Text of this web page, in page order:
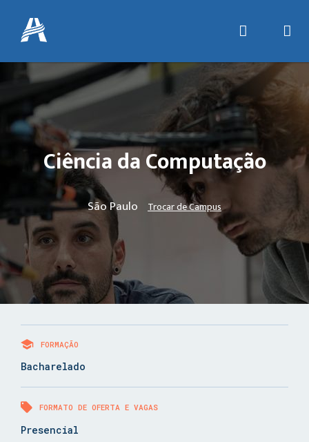
Ciência da Computação
São Paulo Trocar de Campus
FORMAÇÃO
Bacharelado
FORMATO DE OFERTA E VAGAS
Presencial